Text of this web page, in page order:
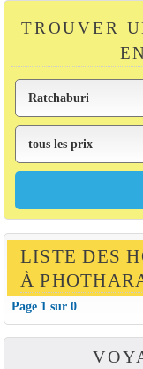
TROUVER
LISTE DES
À
Page 1 sur 0